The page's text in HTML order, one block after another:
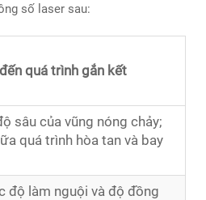
số laser sau:
quá trình gắn kết
sâu của vũng nóng chảy;
quá trình hòa tan và bay
độ làm nguội và độ đồng